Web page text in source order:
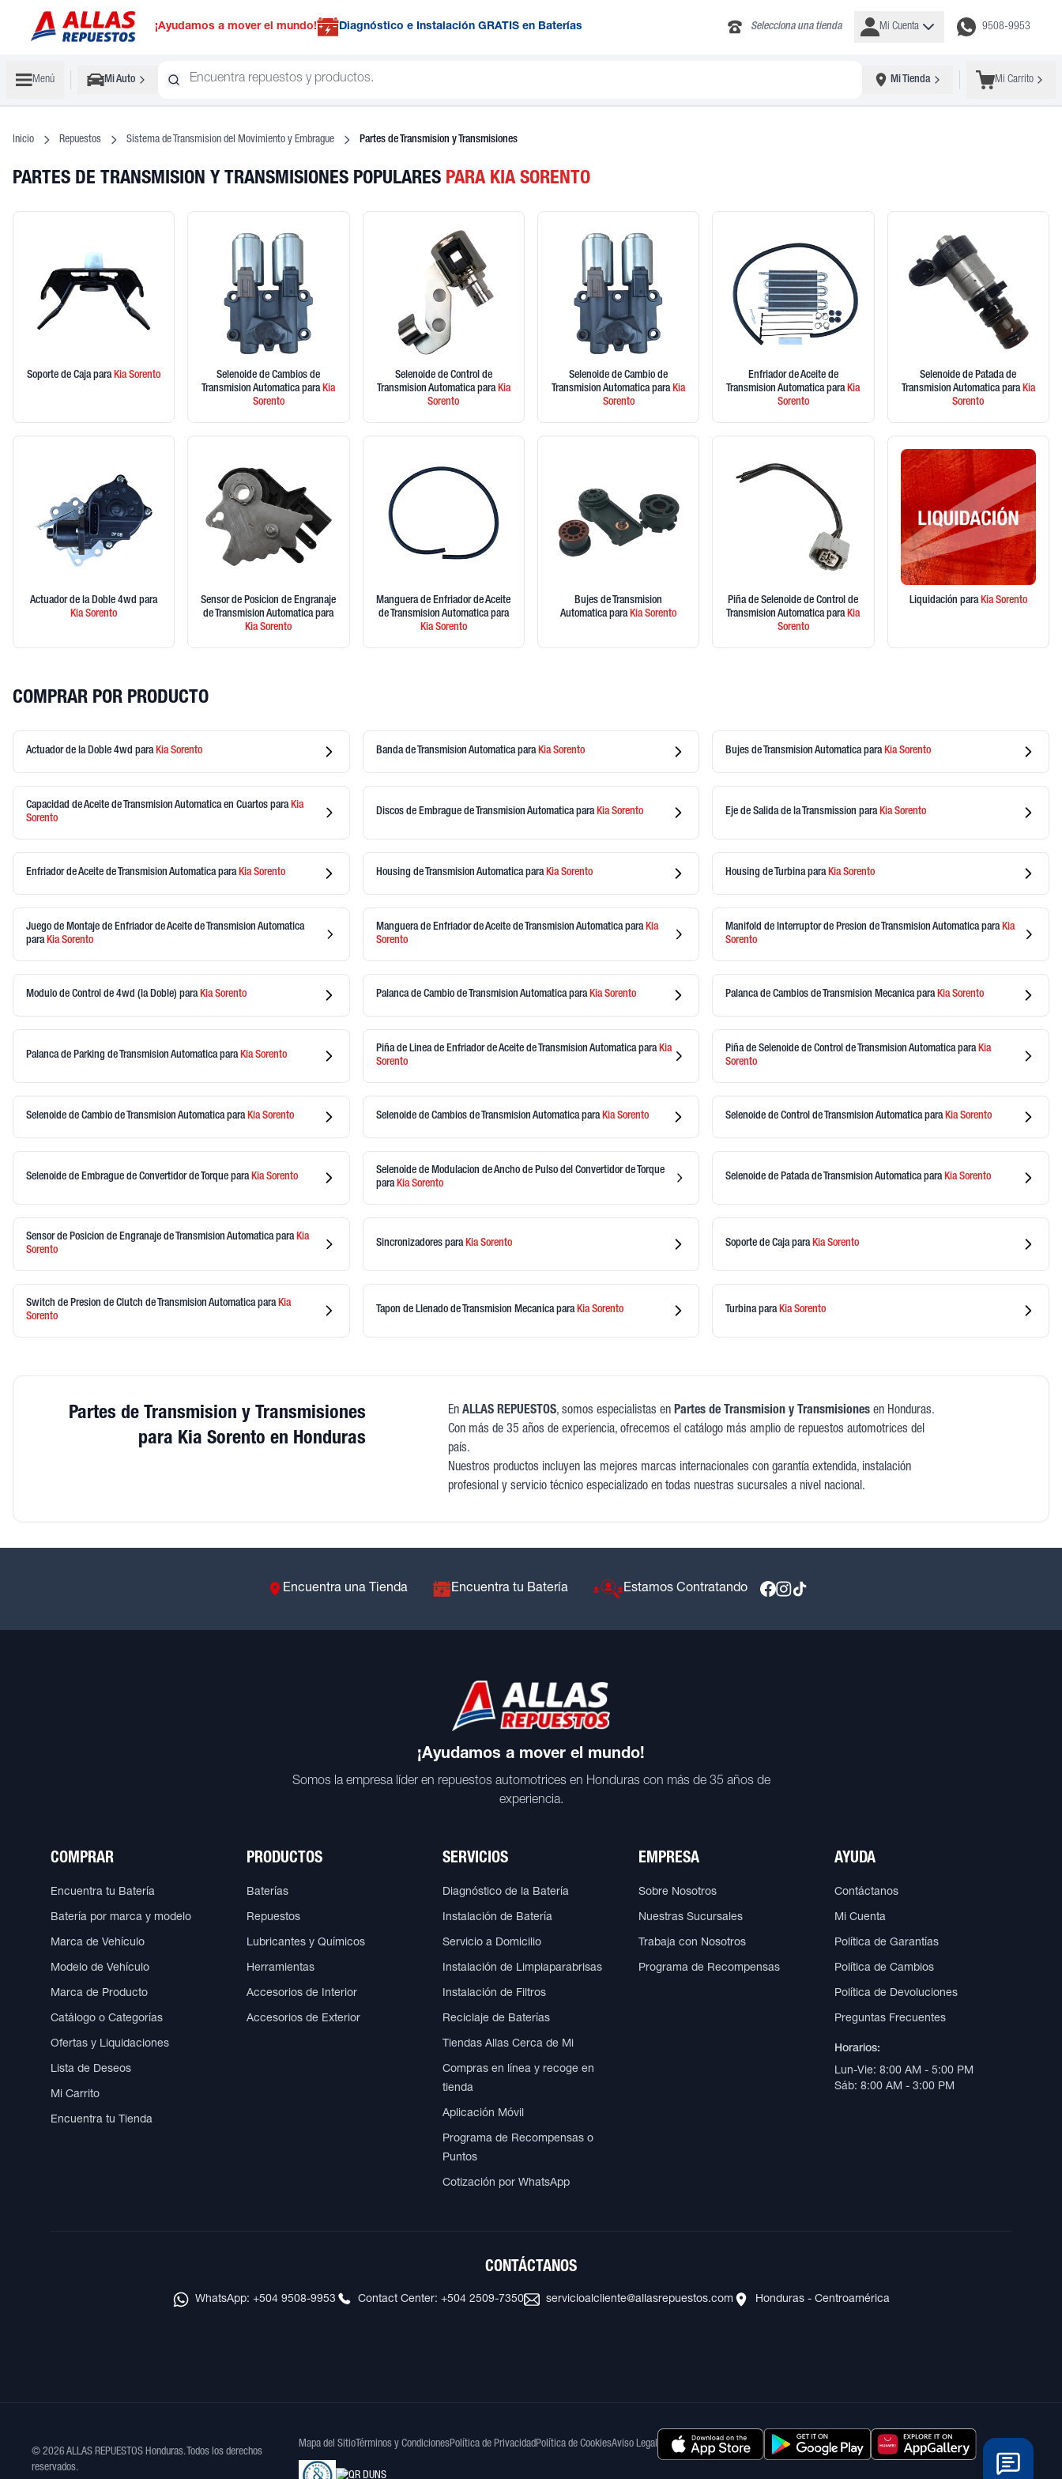
¡Ayudamos a mover el mundo! Diagnóstico e Instalación GRATIS en Baterías Selecciona una tienda Mi Cuenta 9508-9953
Menú Mi Auto Mi Tienda Mi Carrito
Inicio Repuestos Sistema de Transmision del Movimiento y Embrague Partes de Transmision y Transmisiones
PARTES DE TRANSMISION Y TRANSMISIONES POPULARES PARA KIA SORENTO
Soporte de Caja paraKiaSorento
Selenoide de Cambios de
Transmision Automatica paraKia
Sorento
Selenoide de Control de
Transmision Automatica paraKia
Sorento
Selenoide de Cambio de
Transmision Automatica paraKia
Sorento
Enfriador de Aceite de
Transmision Automatica paraKia
Sorento
Selenoide de Patada de
Transmision Automatica paraKia
Sorento
Actuador de la Doble 4wdpara
KiaSorento
Sensor de Posicion de Engranaje
de Transmision Automaticapara
KiaSorento
Manguera de Enfriador de Aceite
de Transmision Automaticapara
KiaSorento
Bujes de Transmision
Automaticapara KiaSorento
Piña de Selenoide de Control de
Transmision Automaticapara Kia
Sorento
Liquidación para KiaSorento
COMPRAR POR PRODUCTO
Actuador de la Doble 4wd paraKiaSorento Banda de Transmision Automatica paraKiaSorento Bujes de Transmision Automatica paraKiaSorento
Capacidad de Aceite de Transmision Automatica en Cuartos para Kia
Sorento
Discos de Embrague de Transmision Automatica paraKiaSorento Eje de Salida de la Transmission paraKiaSorento
Enfriador de Aceite de Transmision Automatica paraKiaSorento Housing de Transmision Automatica paraKiaSorento Housing de Turbina paraKiaSorento
Juego de Montaje de Enfriador de Aceite de Transmision Automatica
para KiaSorento
Manguera de Enfriador de Aceite de Transmision Automaticapara Kia
Sorento
Manifold de Interruptor de Presion de Transmision Automaticapara Kia
Sorento
Modulo de Control de 4wd (la Doble) paraKiaSorento Palanca de Cambio de Transmision Automatica paraKiaSorento Palanca de Cambios de Transmision Mecanica paraKiaSorento
Palanca de Parking de Transmision Automatica paraKiaSorento
Piña de Linea de Enfriador de Aceite de Transmision Automaticapara Kia
Sorento
Piña de Selenoide de Control de Transmision Automaticapara Kia
Sorento
Selenoide de Cambio de Transmision Automatica paraKiaSorento Selenoide de Cambios de Transmision Automatica paraKiaSorento Selenoide de Control de Transmision Automatica paraKiaSorento
Selenoide de Embrague de Convertidor de Torque paraKiaSorento
Selenoide de Modulacion de Ancho de Pulso del Convertidor de Torque
para KiaSorento
Selenoide de Patada de Transmision Automatica paraKiaSorento
Sensor de Posicion de Engranaje de Transmision Automaticapara Kia
Sorento
Sincronizadores paraKiaSorento Soporte de Caja paraKiaSorento
Switch de Presion de Clutch de Transmision Automaticapara Kia
Sorento
Tapon de Llenado de Transmision Mecanica paraKiaSorento Turbina paraKiaSorento
Partes de Transmision y Transmisiones
para Kia Sorento en Honduras
En ALLAS REPUESTOS, somos especialistas en Partes de Transmision y Transmisionesen Honduras.
Con más de 35 años de experiencia, ofrecemos el catálogo más amplio de repuestos automotrices del
país.
Nuestros productos incluyen las mejores marcas internacionales con garantía extendida, instalación
profesional y servicio técnico especializado en todas nuestras sucursales a nivel nacional.
Encuentra una Tienda Encuentra tu Batería Estamos Contratando
¡Ayudamos a mover el mundo!
Somos la empresa líder en repuestos automotrices en Honduras con más de 35 años de
experiencia.
COMPRAR
Encuentra tu Batería
Batería por marca y modelo
Marca de Vehículo
Modelo de Vehículo
Marca de Producto
Catálogo o Categorías
Ofertas y Liquidaciones
Lista de Deseos
Mi Carrito
Encuentra tu Tienda
PRODUCTOS
Baterías
Repuestos
Lubricantes y Químicos
Herramientas
Accesorios de Interior
Accesorios de Exterior
SERVICIOS
Diagnóstico de la Batería
Instalación de Batería
Servicio a Domicilio
Instalación de Limpiaparabrisas
Instalación de Filtros
Reciclaje de Baterías
Tiendas Allas Cerca de Mi
Compras en línea y recoge en
tienda
Aplicación Móvil
Programa de Recompensas o
Puntos
Cotización por WhatsApp
EMPRESA
Sobre Nosotros
Nuestras Sucursales
Trabaja con Nosotros
Programa de Recompensas
AYUDA
Contáctanos
Mi Cuenta
Política de Garantías
Política de Cambios
Política de Devoluciones
Preguntas Frecuentes
Horarios:
Lun-Vie: 8:00 AM - 5:00 PM
Sáb: 8:00 AM - 3:00 PM
CONTÁCTANOS
WhatsApp: +504 9508-9953 Contact Center: +504 2509-7350 servicioalcliente@allasrepuestos.com Honduras - Centroamérica
© 2026 ALLAS REPUESTOS Honduras. Todos los derechos
reservados.
Mapa del Sitio Términos y CondicionesPolítica de Privacidad Política de CookiesAviso Legal